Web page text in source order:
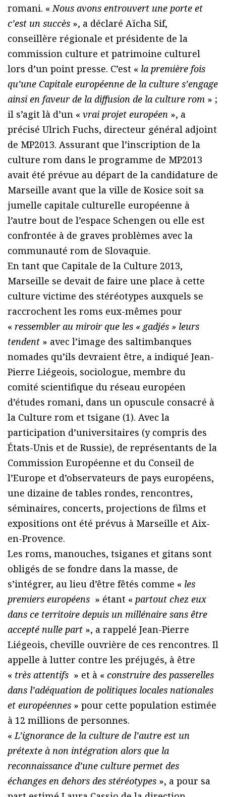
romani. «Nous avons entrouvert une porte et
c’est un succès », a déclaré Aïcha Sif,
conseillère régionale et présidente de la
commission culture et patrimoine culturel
lors d’un point presse. C’est « la première fois
qu’une Capitale européenne de la culture s’engage
ainsi en faveur de la diffusion de la culture rom » ;
il s’agit là d’un « vrai projet européen », a
précisé Ulrich Fuchs, directeur général adjoint
de MP2013. Assurant que l’inscription de la
culture rom dans le programme de MP2013
avait été prévue au départ de la candidature de
Marseille avant que la ville de Kosice soit sa
jumelle capitale culturelle européenne à
l’autre bout de l’espace Schengen ou elle est
confrontée à de graves problèmes avec la
communauté rom de Slovaquie.
En tant que Capitale de la Culture 2013,
Marseille se devait de faire une place à cette
culture victime des stéréotypes auxquels se
raccrochent les roms eux-mêmes pour
« ressembler au miroir que les « gadjés » leurs
tendent » avec l’image des saltimbanques
nomades qu’ils devraient être, a indiqué Jean-
Pierre Liégeois, sociologue, membre du
comité scientifique du réseau européen
d’études romani, dans un opuscule consacré à
la Culture rom et tsigane (1). Avec la
participation d’universitaires (y compris des
États-Unis et de Russie), de représentants de la
Commission Européenne et du Conseil de
l’Europe et d’observateurs de pays européens,
une dizaine de tables rondes, rencontres,
séminaires, concerts, projections de films et
expositions ont été prévus à Marseille et Aix-
en-Provence.
Les roms, manouches, tsiganes et gitans sont
obligés de se fondre dans la masse, de
s’intégrer, au lieu d’être fêtés comme « les
premiers européens » étant « partout chez eux
dans ce territoire depuis un millénaire sans être
accepté nulle part », a rappelé Jean-Pierre
Liégeois, cheville ouvrière de ces rencontres. Il
appelle à lutter contre les préjugés, à être
« très attentifs » et à « construire des passerelles
dans l’adéquation de politiques locales nationales
et européennes » pour cette population estimée
à 12 millions de personnes.
« L’ignorance de la culture de l’autre est un
prétexte à non intégration alors que la
reconnaissance d’une culture permet des
échanges en dehors des stéréotypes », a pour sa